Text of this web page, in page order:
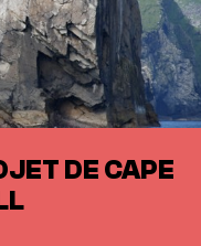
DE CAPE